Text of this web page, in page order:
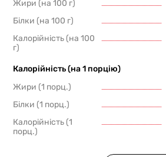
Жири (на 100 г)
Білки (на 100 г)
Калорійність (на 100
г)
Калорійність (на 1 порцію)
Жири (1 порц.)
Білки (1 порц.)
Калорійність (1
порц.)